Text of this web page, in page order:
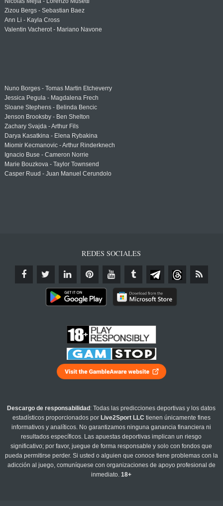
Zizou Bergs - Sebastian Baez
Ann Li - Kayla Cross
Valentin Vacherot - Mariano Navone
Nuno Borges - Tomas Martin Etcheverry
Jessica Pegula - Magdalena Frech
Sloane Stephens - Belinda Bencic
Jenson Brooksby - Ben Shelton
Zachary Svajda - Arthur Fils
Darya Kasatkina - Elena Rybakina
Miomir Kecmanovic - Arthur Rinderknech
Ignacio Buse - Cameron Norrie
Marie Bouzkova - Taylor Townsend
Casper Ruud - Juan Manuel Cerundolo
REDES SOCIALES
Descargo de responsabilidad : Todas las predicciones deportivas y los datos
estadísticos proporcionados por Live2Sport LLC tienen únicamente fines
informativos y analíticos. No garantizamos ninguna ganancia financiera ni
resultados específicos. Las apuestas deportivas implican un riesgo
significativo; por favor, juegue de forma responsable y solo con fondos que
pueda permitirse perder. Si usted o alguien que conoce tiene problemas con la
adicción al juego, comuníquese con organizaciones de apoyo profesional de
inmediato.18+